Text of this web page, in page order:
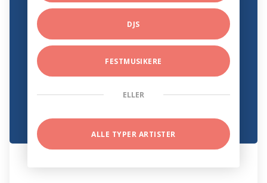
DJS
FESTMUSIKERE
ELLER
ALLE TYPER ARTISTER